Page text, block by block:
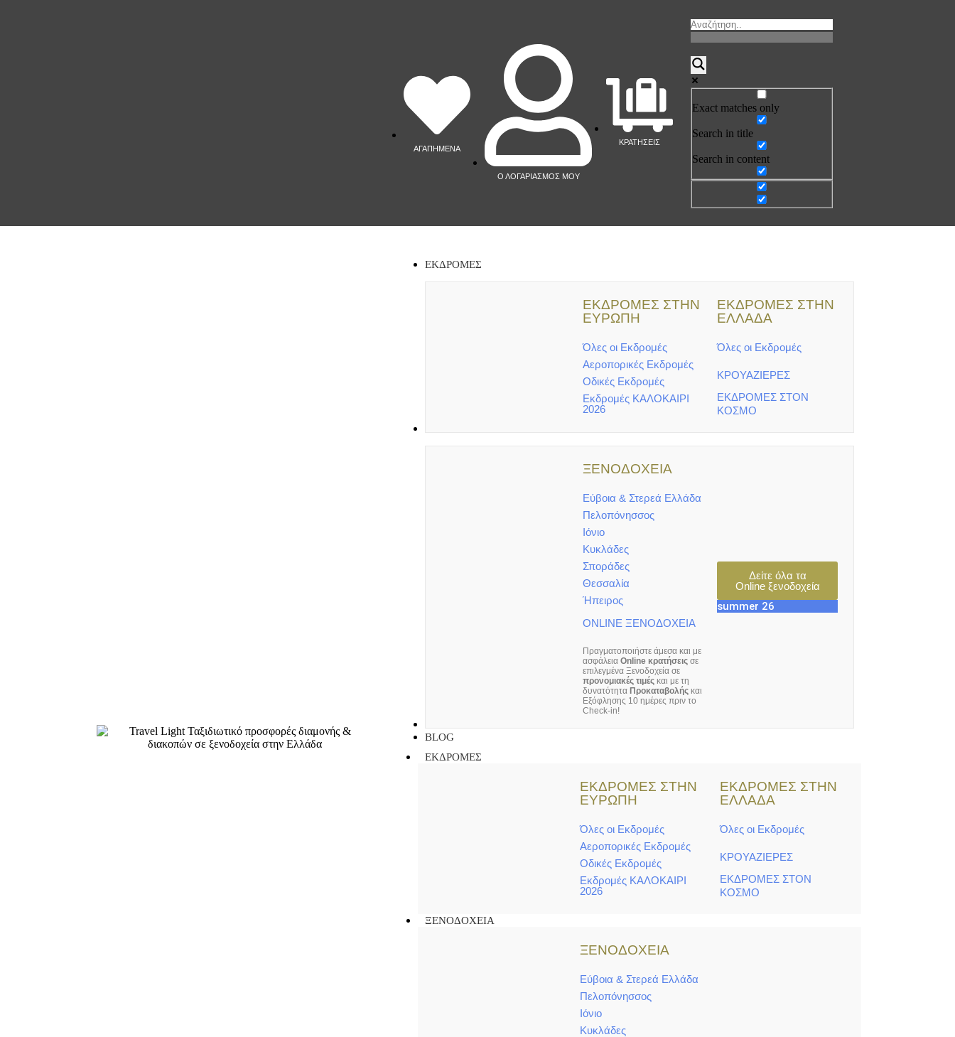
ΑΓΑΠΗΜΕΝΑ
Ο ΛΟΓΑΡΙΑΣΜΟΣ ΜΟΥ
ΚΡΑΤΗΣΕΙΣ
Exact matches only
Search in title
Search in content
ΕΚΔΡΟΜΕΣ
ΕΚΔΡΟΜΕΣ ΣΤΗΝ
ΕΥΡΩΠΗ
Όλες οι Εκδρομές
Αεροπορικές Εκδρομές
Οδικές Εκδρομές
Εκδρομές ΚΑΛΟΚΑΙΡΙ
2026
ΕΚΔΡΟΜΕΣ ΣΤΗΝ
ΕΛΛΑΔΑ
Όλες οι Εκδρομές
ΚΡΟΥΑΖΙΕΡΕΣ
ΕΚΔΡΟΜΕΣ ΣΤΟΝ
ΚΟΣΜΟ
ΞΕΝΟΔΟΧΕΙΑ
Εύβοια & Στερεά Ελλάδα
Πελοπόνησσος
Ιόνιο
Κυκλάδες
Σποράδες
Θεσσαλία
Ήπειρος
ONLINE ΞΕΝΟΔΟΧΕΙΑ
Πραγματοποιήστε άμεσα και με
ασφάλεια Online κρατήσειςσε
επιλεγμένα Ξενοδοχεία σε
προνομιακές τιμέςκαι με τη
δυνατότητα Προκαταβολήςκαι
Εξόφλησης 10 ημέρες πριν το
Check-in!
Δείτε όλα τα
Online ξενοδοχεία
summer 26
BLOG
ΕΚΔΡΟΜΕΣ
ΕΚΔΡΟΜΕΣ ΣΤΗΝ
ΕΥΡΩΠΗ
Όλες οι Εκδρομές
Αεροπορικές Εκδρομές
Οδικές Εκδρομές
Εκδρομές ΚΑΛΟΚΑΙΡΙ
2026
ΕΚΔΡΟΜΕΣ ΣΤΗΝ
ΕΛΛΑΔΑ
Όλες οι Εκδρομές
ΚΡΟΥΑΖΙΕΡΕΣ
ΕΚΔΡΟΜΕΣ ΣΤΟΝ
ΚΟΣΜΟ
ΞΕΝΟΔΟΧΕΙΑ
ΞΕΝΟΔΟΧΕΙΑ
Εύβοια & Στερεά Ελλάδα
Πελοπόνησσος
Ιόνιο
Κυκλάδες